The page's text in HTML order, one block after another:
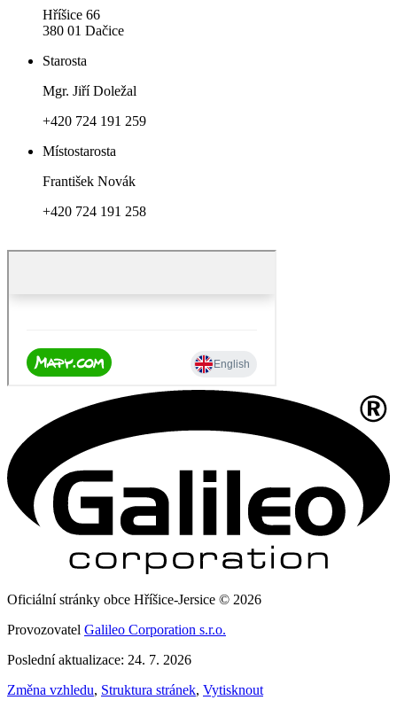
Hříšice 66
380 01 Dačice
Starosta
Mgr. Jiří Doležal
+420 724 191 259
Místostarosta
František Novák
+420 724 191 258
Oficiální stránky obce Hříšice-Jersice © 2026
Provozovatel Galileo Corporation s.r.o.
Poslední aktualizace: 24. 7. 2026
Změna vzhledu, Struktura stránek, Vytisknout